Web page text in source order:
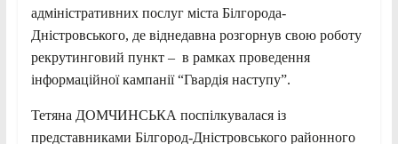
адміністративних послуг міста Білгорода-
Дністровського, де віднедавна розгорнув свою роботу
рекрутинговий пункт – в рамках проведення
інформаційної кампанії “Гвардія наступу”.
Тетяна ДОМЧИНСЬКА поспілкувалася із
представниками Білгород-Дністровського районного